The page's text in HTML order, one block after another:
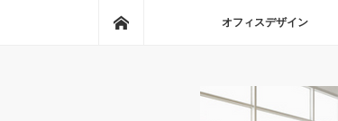
オフィスデザイン